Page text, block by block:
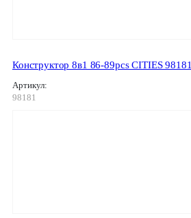
Конструктор 8в1 86-89pcs CITIES 98181
Артикул:
98181